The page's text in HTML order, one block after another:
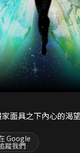
面具之下內心的渴
Google
蹤我們